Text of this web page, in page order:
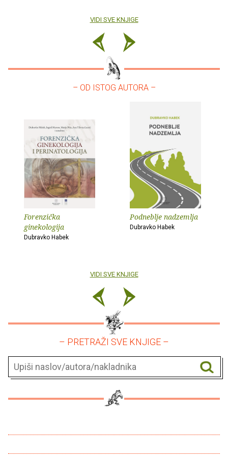
VIDI SVE KNJIGE
– OD ISTOG AUTORA –
Forenzička
ginekologija
Dubravko Habek
Podneblje nadzemlja
Dubravko Habek
VIDI SVE KNJIGE
– PRETRAŽI SVE KNJIGE –